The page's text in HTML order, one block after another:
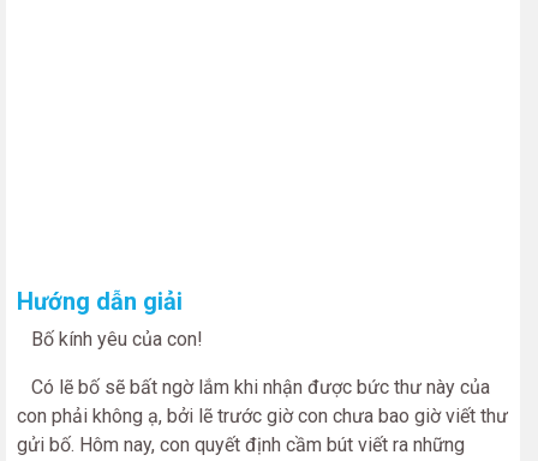
Hướng dẫn giải
Bố kính yêu của con!
Có lẽ bố sẽ bất ngờ lắm khi nhận được bức thư này của
con phải không ạ, bởi lẽ trước giờ con chưa bao giờ viết thư
gửi bố. Hôm nay, con quyết định cầm bút viết ra những